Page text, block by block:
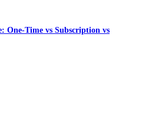
One-Time vs Subscription vs